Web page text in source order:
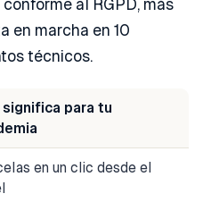
al RGPD, más
en marcha en 10
técnicos.
significa para tu
en un clic desde el